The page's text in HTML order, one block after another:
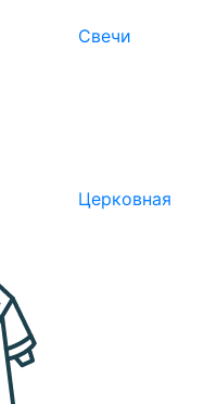
Свечи
Церковная